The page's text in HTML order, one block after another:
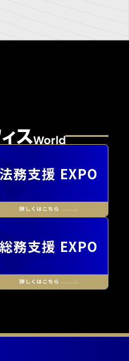
法務支援 EXPO
総務支援 EXPO